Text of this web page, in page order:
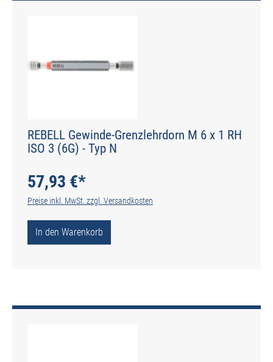
REBELL Gewinde-Grenzlehrdorn M 6 x 1 RH
ISO 3 (6G) - Typ N
57,93 €*
Preise inkl. MwSt. zzgl. Versandkosten
In den Warenkorb